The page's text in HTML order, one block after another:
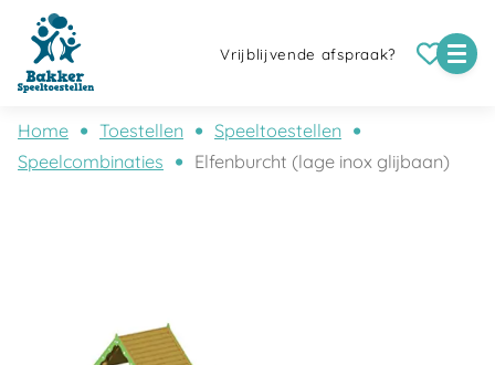
Vrijblijvende afspraak?
Home Toestellen
Speeltoestellen
Speelcombinaties
Elfenburcht (lage inox glijbaan)